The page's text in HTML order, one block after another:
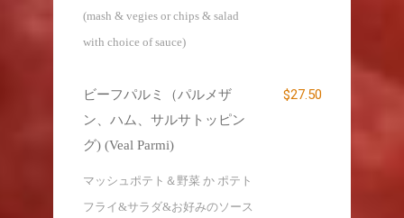
(mash & vegies or chips & salad
with choice of sauce)
ビーフパルミ（パルメザ
ン、ハム、サルサトッピン
グ) (Veal Parmi)
マッシュポテト＆野菜 か ポテト
フライ&サラダ&お好みのソース
$27.50